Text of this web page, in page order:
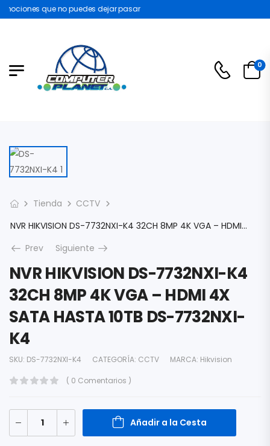
que no puedes dejar pasar
0
Tienda
CCTV
NVR HIKVISION DS-7732NXI-K4 32CH 8MP 4K VGA – HDMI 4X SATA HASTA 10TB DS-7732NXI-K4
Prev
Siguiente
NVR HIKVISION DS-7732NXI-K4
32CH 8MP 4K VGA – HDMI 4X
SATA HASTA 10TB DS-7732NXI-
K4
SKU: DS-7732NXI-K4 CATEGORÍA: CCTV MARCA: Hikvision
( 0 Comentarios )
Añadir a la Cesta